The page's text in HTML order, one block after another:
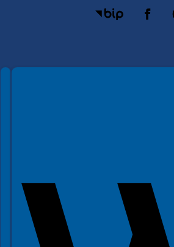
Spełniamy standardy WCAG 2.2
Spełniamy standardy W3C